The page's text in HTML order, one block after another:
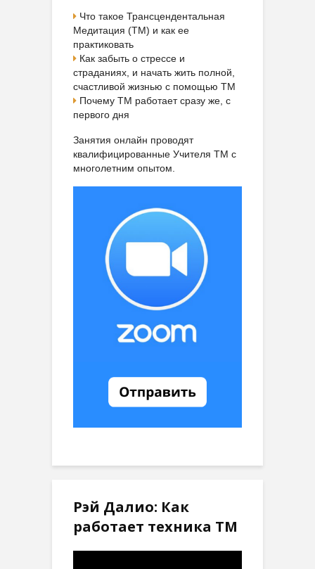
Что такое Трансцендентальная
Медитация (ТМ) и как ее
практиковать
Как забыть о стрессе и
страданиях, и начать жить полной,
счастливой жизнью с помощью ТМ
Почему ТМ работает сразу же, с
первого дня
Занятия онлайн проводят
квалифицированные Учителя ТМ с
многолетним опытом.
Рэй Далио: Как
работает техника ТМ